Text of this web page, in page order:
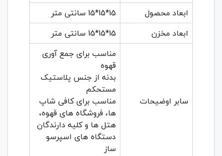
ابعاد محصول
15*15*15 سانتی متر
ابعاد مخزن
15*15*15 سانتی متر
سابر اوضیحات
مناسب برای جمع آوری
قهوه
بدنه از جنس پلاستیک
مستحکم
مناسب برای کافی شاپ
ها، فروشگاه های قهوه،
هتل ها و کلیه دارندگان
دستگاه های اسپرسو
ساز